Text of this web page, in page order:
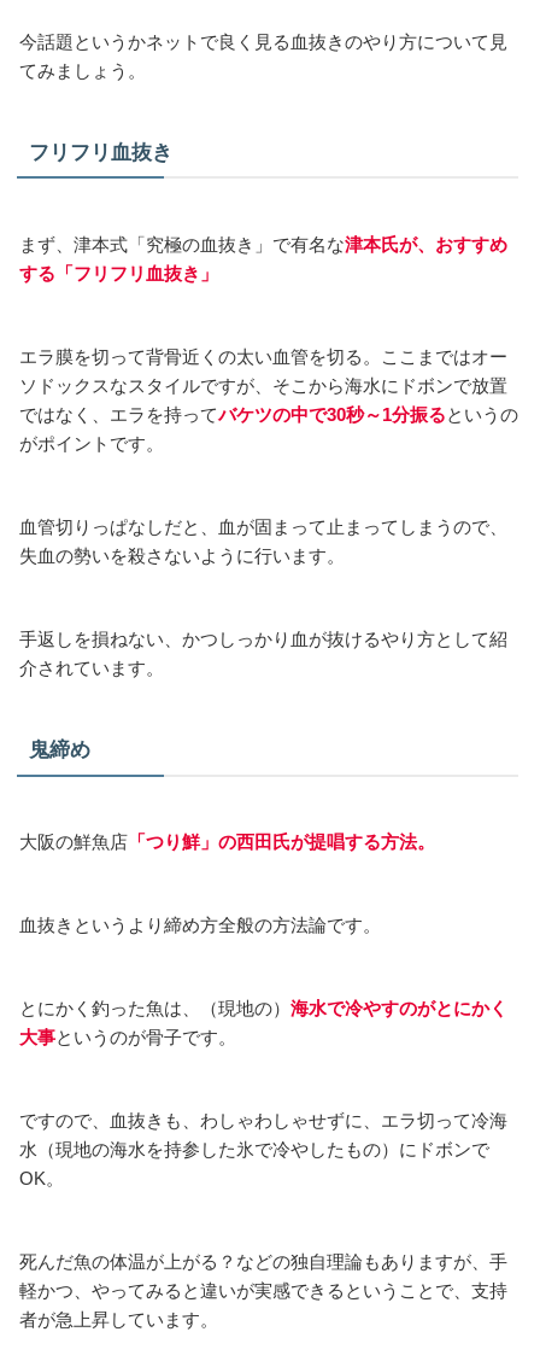
今話題というかネットで良く見る血抜きのやり方について見
てみましょう。
フリフリ血抜き
まず、津本式「究極の血抜き」で有名な津本氏が、おすすめ
する「フリフリ血抜き」
エラ膜を切って背骨近くの太い血管を切る。ここまではオー
ソドックスなスタイルですが、そこから海水にドボンで放置
ではなく、エラを持ってバケツの中で30秒～1分振るというの
がポイントです。
血管切りっぱなしだと、血が固まって止まってしまうので、
失血の勢いを殺さないように行います。
手返しを損ねない、かつしっかり血が抜けるやり方として紹
介されています。
鬼締め
大阪の鮮魚店 「つり鮮」の西田氏が提唱する方法。
血抜きというより締め方全般の方法論です。
とにかく釣った魚は、（現地の） 海水で冷やすのがとにかく
大事というのが骨子です。
ですので、血抜きも、わしゃわしゃせずに、エラ切って冷海
水（現地の海水を持参した氷で冷やしたもの）にドボンで
OK。
死んだ魚の体温が上がる？などの独自理論もありますが、手
軽かつ、やってみると違いが実感できるということで、支持
者が急上昇しています。